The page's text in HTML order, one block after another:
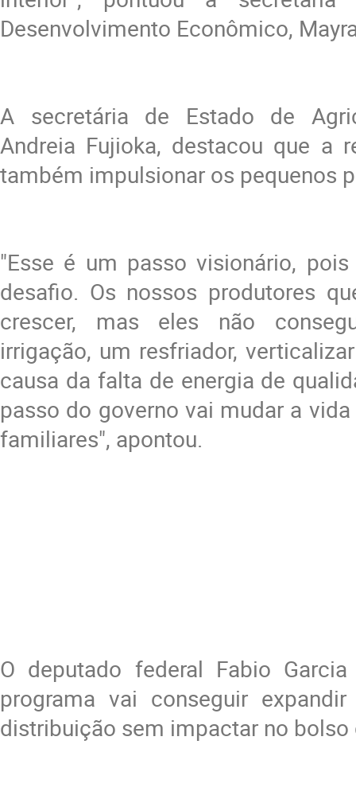
Desenvolvimento Econômico,
A secretária de Estado de
Andreia Fujioka, destacou que a
também impulsionar os pequenos
"Esse é um passo visionário,
desafio. Os nossos produtores
crescer, mas eles não
irrigação, um resfriador,
causa da falta de energia de
passo do governo vai mudar a
familiares", apontou.
O deputado federal Fabio
programa vai conseguir
distribuição sem impactar no bolso